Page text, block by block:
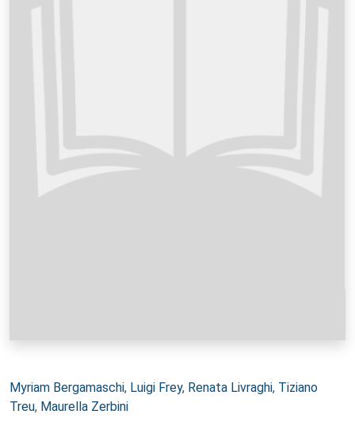
Autori:
Myriam Bergamaschi, Luigi Frey, Renata Livraghi, Tiziano
Treu, Maurella Zerbini